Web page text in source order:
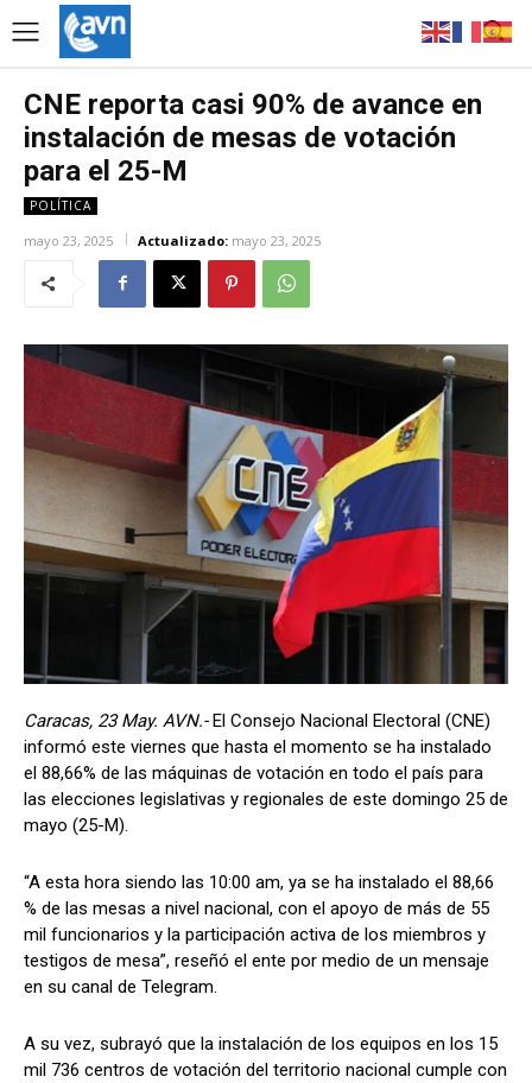
CNE reporta casi 90% de avance en
instalación de mesas de votación
para el 25-M
POLÍTICA
mayo 23, 2025 Actualizado: mayo 23, 2025
Caracas, 23 May. AVN.-El Consejo Nacional Electoral (CNE)
informó este viernes que hasta el momento se ha instalado
el 88,66% de las máquinas de votación en todo el país para
las elecciones legislativas y regionales de este domingo 25 de
mayo (25-M).
“A esta hora siendo las 10:00 am, ya se ha instalado el 88,66
% de las mesas a nivel nacional, con el apoyo de más de 55
mil funcionarios y la participación activa de los miembros y
testigos de mesa”, reseñó el ente por medio de un mensaje
en su canal de Telegram.
A su vez, subrayó que la instalación de los equipos en los 15
mil 736 centros de votación del territorio nacional cumple con